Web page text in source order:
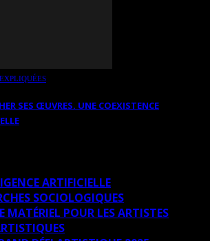
SES ŒUVRES. UNE COEXISTENCE
ARTIFICIELLE
SOCIOLOGIQUES
MATÉRIEL POUR LES ARTISTES